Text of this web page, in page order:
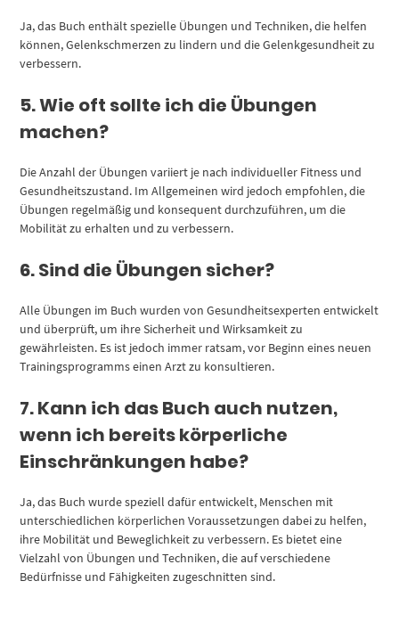
Ja, das Buch enthält spezielle Übungen und Techniken, die helfen
können, Gelenkschmerzen zu lindern und die Gelenkgesundheit zu
verbessern.
5. Wie oft sollte ich die Übungen
machen?
Die Anzahl der Übungen variiert je nach individueller Fitness und
Gesundheitszustand. Im Allgemeinen wird jedoch empfohlen, die
Übungen regelmäßig und konsequent durchzuführen, um die
Mobilität zu erhalten und zu verbessern.
6. Sind die Übungen sicher?
Alle Übungen im Buch wurden von Gesundheitsexperten entwickelt
und überprüft, um ihre Sicherheit und Wirksamkeit zu
gewährleisten. Es ist jedoch immer ratsam, vor Beginn eines neuen
Trainingsprogramms einen Arzt zu konsultieren.
7. Kann ich das Buch auch nutzen,
wenn ich bereits körperliche
Einschränkungen habe?
Ja, das Buch wurde speziell dafür entwickelt, Menschen mit
unterschiedlichen körperlichen Voraussetzungen dabei zu helfen,
ihre Mobilität und Beweglichkeit zu verbessern. Es bietet eine
Vielzahl von Übungen und Techniken, die auf verschiedene
Bedürfnisse und Fähigkeiten zugeschnitten sind.